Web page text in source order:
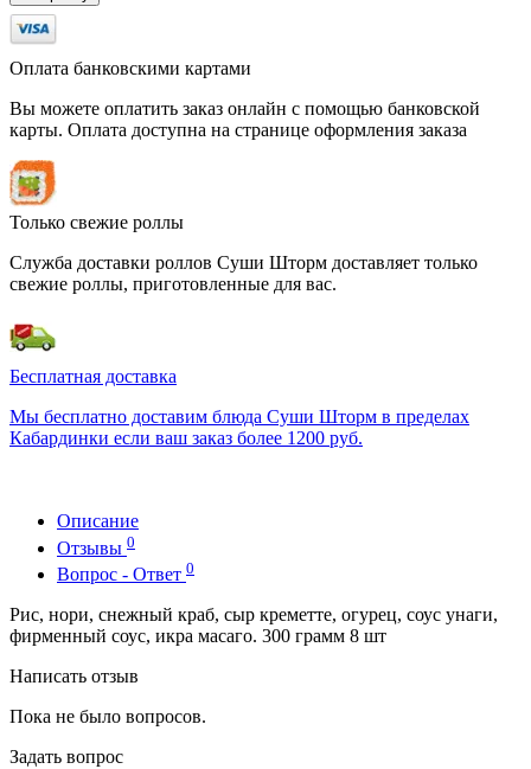
Оплата банковскими картами
Вы можете оплатить заказ онлайн с помощью банковской
карты. Оплата доступна на странице оформления заказа
Только свежие роллы
Служба доставки роллов Суши Шторм доставляет только
свежие роллы, приготовленные для вас.
Бесплатная доставка
Мы бесплатно доставим блюда Суши Шторм в пределах
Кабардинки если ваш заказ более 1200 руб.
Описание
Отзывы 0
Вопрос - Ответ 0
Рис, нори, снежный краб, сыр креметте, огурец, соус унаги,
фирменный соус, икра масаго. 300 грамм 8 шт
Написать отзыв
Пока не было вопросов.
Задать вопрос